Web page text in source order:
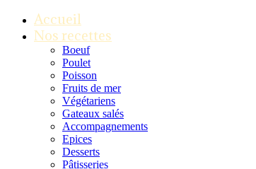
Accueil
Nos recettes
Boeuf
Poulet
Poisson
Fruits de mer
Végétariens
Gateaux salés
Accompagnements
Epices
Desserts
Pâtisseries